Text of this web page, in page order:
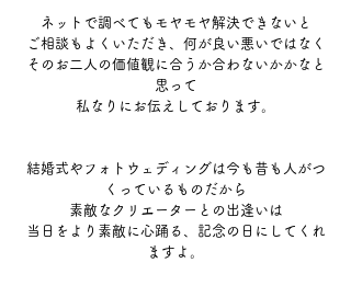
ネットで調べてもモヤモヤ解決できないと
ご相談もよくいただき、何が良い悪いではなく
そのお二人の価値観に合うか合わないかかなと
思って
私なりにお伝えしております。
結婚式やフォトウェディングは今も昔も人がつ
くっているものだから
素敵なクリエーターとの出逢いは
当日をより素敵に心踊る、記念の日にしてくれ
ますよ。